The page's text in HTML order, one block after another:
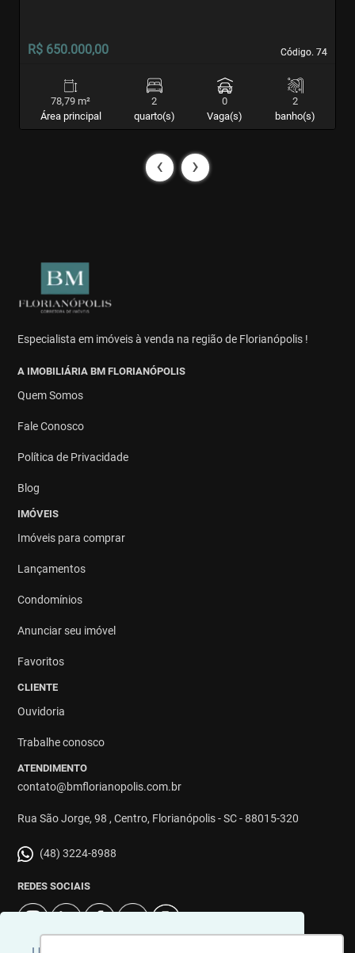
Código. 74
Código. 74
R$ 650.000,00
78,79 m²
Área principal
2
quarto(s)
0
Vaga(s)
2
banho(s)
‹ ›
Especialista em imóveis à venda na região de Florianópolis !
A IMOBILIÁRIA BM FLORIANÓPOLIS
Quem Somos
Fale Conosco
Política de Privacidade
Blog
IMÓVEIS
Imóveis para comprar
Lançamentos
Condomínios
Anunciar seu imóvel
Favoritos
CLIENTE
Ouvidoria
Trabalhe conosco
ATENDIMENTO
contato@bmflorianopolis.com.br
Rua São Jorge, 98 , Centro, Florianópolis - SC - 88015-320
(48) 3224-8988
REDES SOCIAIS